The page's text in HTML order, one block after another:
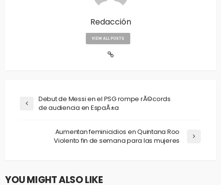
Redacción
VIEW ALL POSTS
Debut de Messi en el PSG rompe rÃ©cords
de audiencia en EspaÃ±a
Aumentan feminicidios en Quintana Roo
Violento fin de semana para las mujeres
YOU MIGHT ALSO LIKE